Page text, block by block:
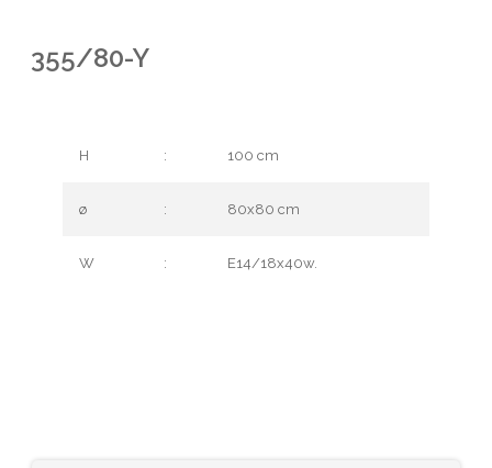
355/80-Y
H : 100 cm
ø : 80x80 cm
W : E14/18x40w.